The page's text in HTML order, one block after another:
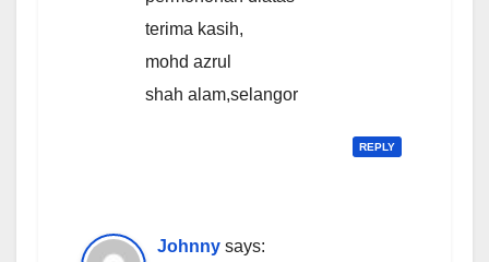
terima kasih,
mohd azrul
shah alam,selangor
REPLY
Johnny says: